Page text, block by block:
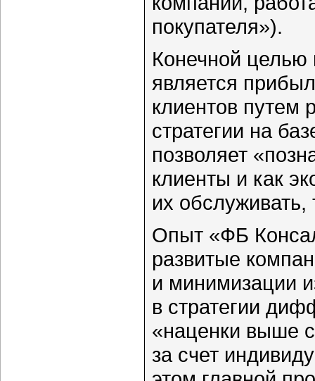
покупателя»).
Конечной
является
клиентов путем
стратегии на
позволяет
клиенты и как
их обслуживать,
Опыт «ФБ
развитые
и минимизации
в стратегии
«наценки выше
за счет